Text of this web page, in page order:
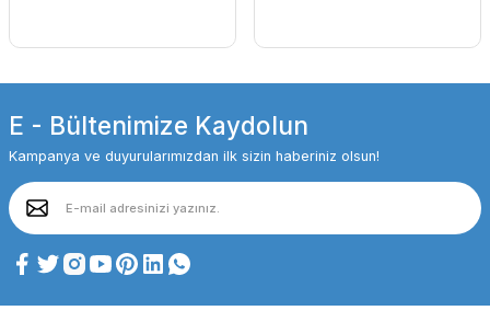
E - Bültenimize Kaydolun
Kampanya ve duyurularımızdan ilk sizin haberiniz olsun!